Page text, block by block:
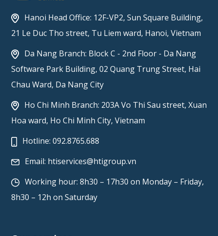
Hanoi Head Office: 12F-VP2, Sun Square Building,
21 Le Duc Tho street, Tu Liem ward, Hanoi, Vietnam
Da Nang Branch: Block C - 2nd Floor - Da Nang
Software Park Building, 02 Quang Trung Street, Hai
Chau Ward, Da Nang City
Ho Chi Minh Branch: 203A Vo Thi Sau street, Xuan
Hoa ward, Ho Chi Minh City, Vietnam
Hotline:092.8765.688
Email: htiservices@htigroup.vn
Working hour: 8h30 – 17h30 on Monday – Friday,
8h30 – 12h on Saturday